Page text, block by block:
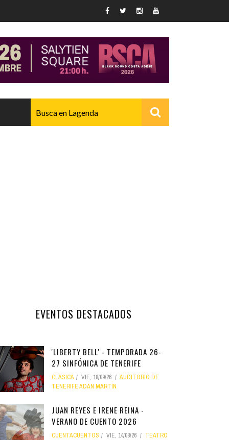
EVENTOS DESTACADOS
'LIBERTY BELL' - TEMPORADA 26-
27 SINFÓNICA DE TENERIFE
CLÁSICA VIE, 18/09/26
AUDITORIO DE
TENERIFE ADÁN MARTÍN
JUAN REYES E IRENE REINA -
VERANO DE CUENTO 2026
CUENTACUENTOS VIE, 14/08/26
TEATRO